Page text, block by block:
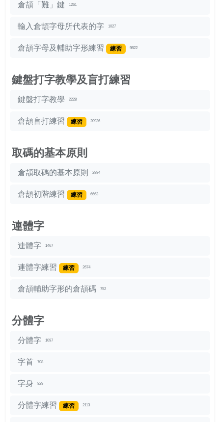
倉頡「難」鍵 1261
輸入倉頡字母所代表的字 1027
倉頡字母及輔助字形練習 練習 9822
鍵盤打字教學及盲打練習
鍵盤打字教學 2228
倉頡盲打練習 練習 20936
取碼的基本原則
倉頡取碼的基本原則 2884
倉頡初階練習 練習 6663
連體字
連體字 1467
連體字練習 練習 2674
倉頡輔助字形的倉頡碼 752
分體字
分體字 1097
字首 708
字身 829
分體字練習 練習 2113